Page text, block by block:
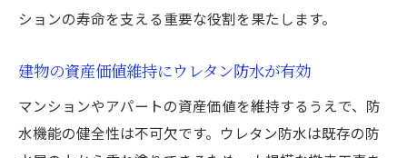
ションの寿命を支える重要な役割を果たします。
建物の資産価値維持にウレタン防水が有効
マンションやアパートの資産価値を維持するうえで、防
水機能の健全性は不可欠です。ウレタン防水は既存の防